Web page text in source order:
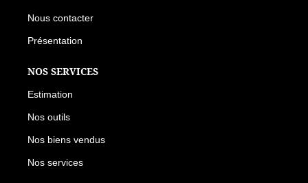
Nous contacter
Présentation
NOS SERVICES
Estimation
Nos outils
Nos biens vendus
Nos services